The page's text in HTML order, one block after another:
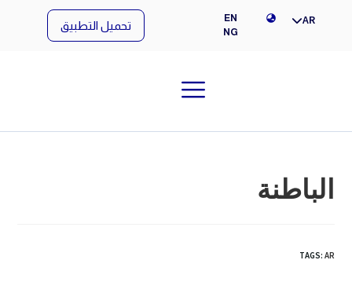
AR
EN
NG
تحميل التطبيق
الباطنة
TAGS: AR